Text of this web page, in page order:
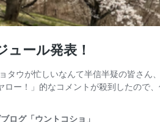
ール発表！
タウが忙しいなんて半信半疑の皆さ
ロー！」的なコメントが殺到したので
ログ「ウントコショ」